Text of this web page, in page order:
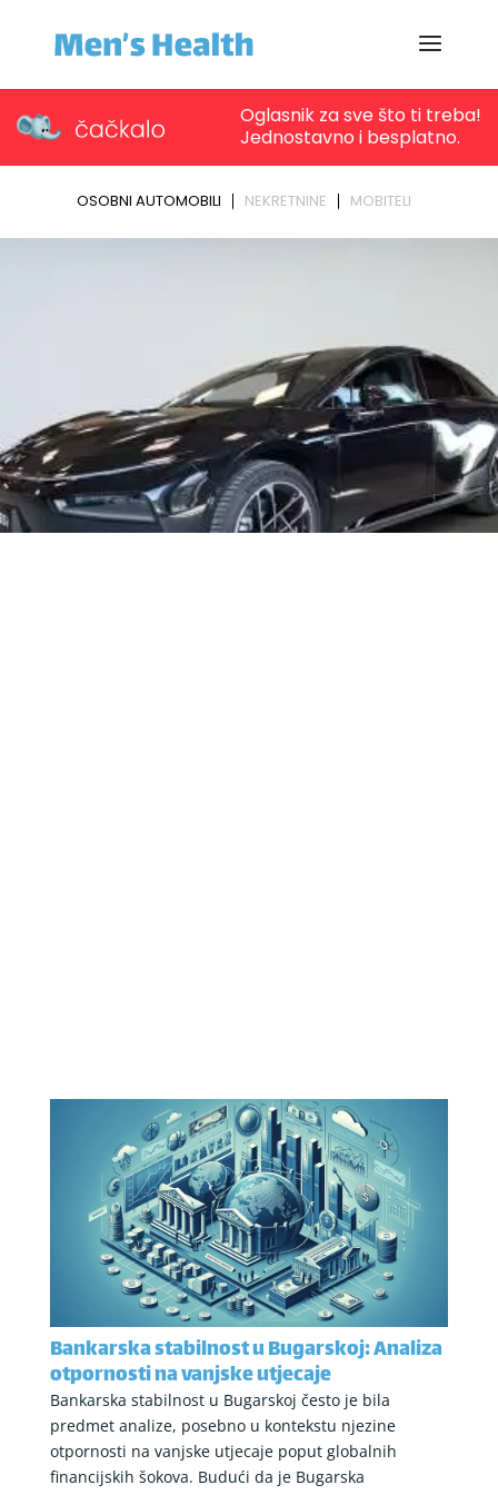
Bankarska stabilnost u Bugarskoj: Analiza
otpornosti na vanjske utjecaje
Bankarska stabilnost u Bugarskoj često je bila
predmet analize, posebno u kontekstu njezine
otpornosti na vanjske utjecaje poput globalnih
financijskih šokova. Budući da je Bugarska